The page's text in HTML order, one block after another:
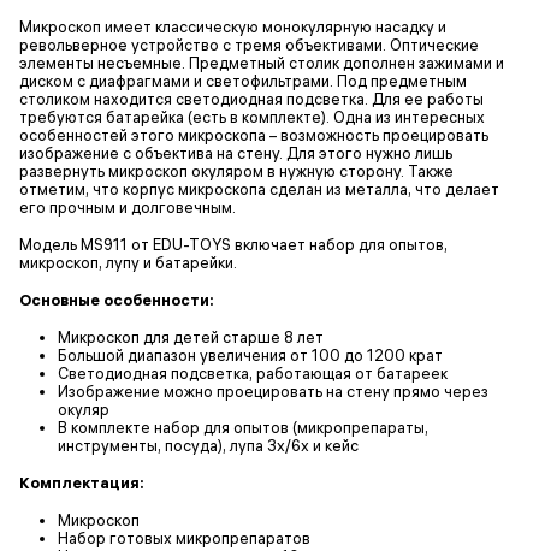
Микроскоп имеет классическую монокулярную насадку и
револьверное устройство с тремя объективами. Оптические
элементы несъемные. Предметный столик дополнен зажимами и
диском с диафрагмами и светофильтрами. Под предметным
столиком находится светодиодная подсветка. Для ее работы
требуются батарейка (есть в комплекте). Одна из интересных
особенностей этого микроскопа – возможность проецировать
изображение с объектива на стену. Для этого нужно лишь
развернуть микроскоп окуляром в нужную сторону. Также
отметим, что корпус микроскопа сделан из металла, что делает
его прочным и долговечным.
Модель MS911 от EDU-TOYS включает набор для опытов,
микроскоп, лупу и батарейки.
Основные особенности:
Микроскоп для детей старше 8 лет
Большой диапазон увеличения от 100 до 1200 крат
Светодиодная подсветка, работающая от батареек
Изображение можно проецировать на стену прямо через
окуляр
В комплекте набор для опытов (микропрепараты,
инструменты, посуда), лупа 3х/6х и кейс
Комплектация:
Микроскоп
Набор готовых микропрепаратов